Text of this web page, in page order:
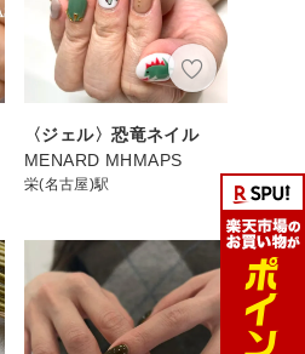
〈ジェル〉恐竜ネイル
MENARD MHMAPS
栄(名古屋)駅